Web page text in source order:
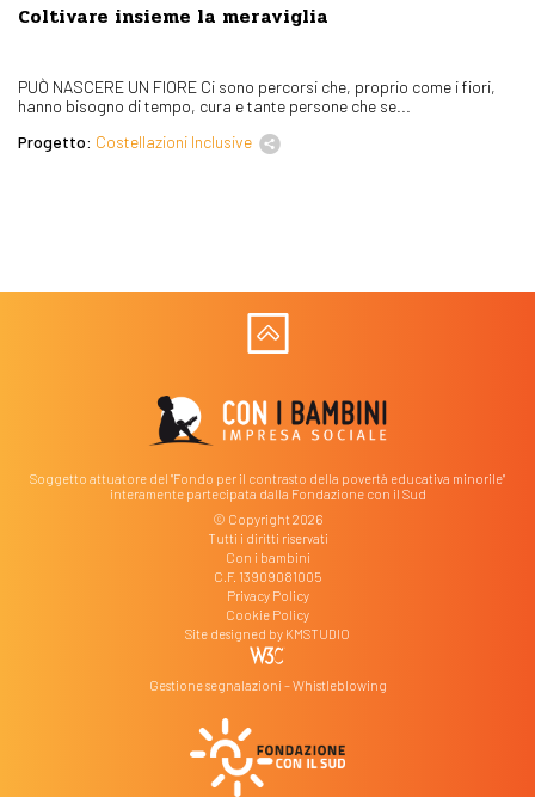
Coltivare insieme la meraviglia
PUÒ NASCERE UN FIORE Ci sono percorsi che, proprio come i fiori,
hanno bisogno di tempo, cura e tante persone che se...
Progetto: Costellazioni Inclusive
Soggetto attuatore del "Fondo per il contrasto della povertà educativa minorile"
interamente partecipata dalla Fondazione con il Sud
© Copyright 2026
Tutti i diritti riservati
Con i bambini
C.F. 13909081005
Privacy Policy
Cookie Policy
Site designed by KMSTUDIO
Gestione segnalazioni – Whistleblowing